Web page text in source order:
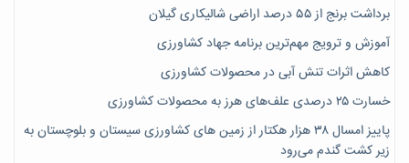
برداشت برنج از ۵۵ درصد اراضی شالیکاری گیلان
آموزش و ترویج مهم‌ترین برنامه جهاد کشاورزی
کاهش اثرات تنش آبی در محصولات کشاورزی
خسارت ۲۵ درصدی علف‌های هرز به محصولات کشاورزی
پاییز امسال ۳۸ هزار هکتار از زمین های کشاورزی سیستان و بلوچستان به
زیر کشت گندم می‌رود